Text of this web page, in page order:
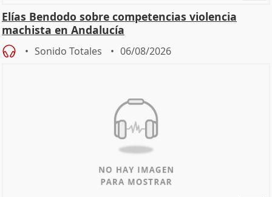
Elías Bendodo sobre competencias violencia
machista en Andalucía
Sonido Totales 06/08/2026